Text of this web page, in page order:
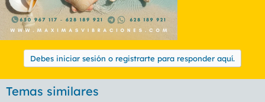
Debes iniciar sesión o registrarte para responder aquí.
Temas similares